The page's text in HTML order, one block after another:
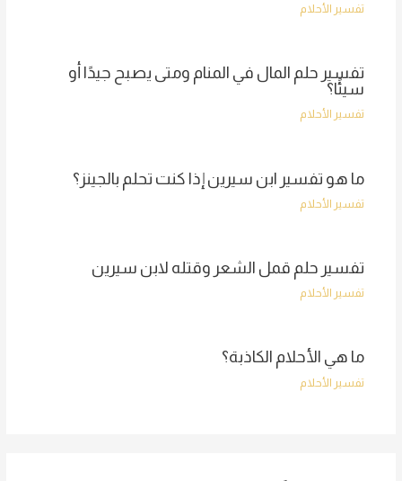
تفسير الأحلام
تفسير حلم المال في المنام ومتى يصبح جيدًا أو
سيئًا؟
تفسير الأحلام
ما هو تفسير ابن سيرين إذا كنت تحلم بالجينز؟
تفسير الأحلام
تفسير حلم قمل الشعر وقتله لابن سيرين
تفسير الأحلام
ما هي الأحلام الكاذبة؟
تفسير الأحلام